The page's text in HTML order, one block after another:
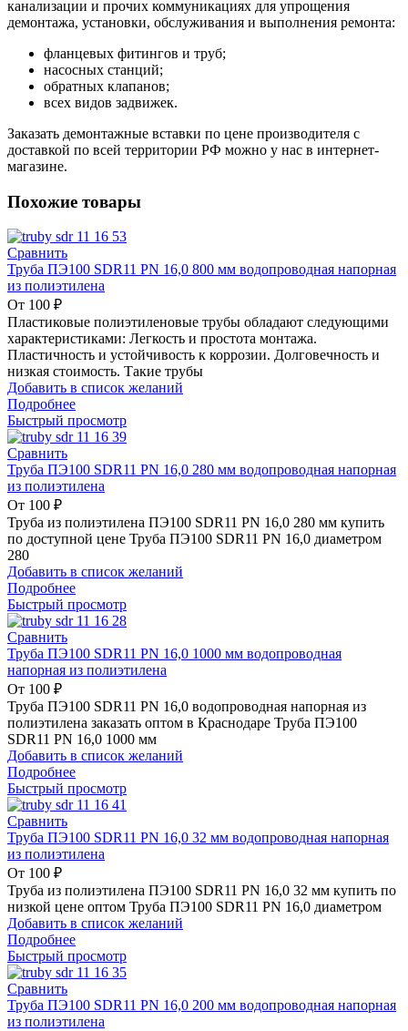
канализации и прочих коммуникациях для упрощения
демонтажа, установки, обслуживания и выполнения ремонта:
фланцевых фитингов и труб;
насосных станций;
обратных клапанов;
всех видов задвижек.
Заказать демонтажные вставки по цене производителя с
доставкой по всей территории РФ можно у нас в интернет-
магазине.
Похожие товары
Сравнить
Труба ПЭ100 SDR11 PN 16,0 800 мм водопроводная напорная
из полиэтилена
От 100 ₽
Пластиковые полиэтиленовые трубы обладают следующими
характеристиками: Легкость и простота монтажа.
Пластичность и устойчивость к коррозии. Долговечность и
низкая стоимость. Такие трубы
Добавить в список желаний
Подробнее
Быстрый просмотр
Сравнить
Труба ПЭ100 SDR11 PN 16,0 280 мм водопроводная напорная
из полиэтилена
От 100 ₽
Труба из полиэтилена ПЭ100 SDR11 PN 16,0 280 мм купить
по доступной цене Труба ПЭ100 SDR11 PN 16,0 диаметром
280
Добавить в список желаний
Подробнее
Быстрый просмотр
Сравнить
Труба ПЭ100 SDR11 PN 16,0 1000 мм водопроводная
напорная из полиэтилена
От 100 ₽
Труба ПЭ100 SDR11 PN 16,0 водопроводная напорная из
полиэтилена заказать оптом в Краснодаре Труба ПЭ100
SDR11 PN 16,0 1000 мм
Добавить в список желаний
Подробнее
Быстрый просмотр
Сравнить
Труба ПЭ100 SDR11 PN 16,0 32 мм водопроводная напорная
из полиэтилена
От 100 ₽
Труба из полиэтилена ПЭ100 SDR11 PN 16,0 32 мм купить по
низкой цене оптом Труба ПЭ100 SDR11 PN 16,0 диаметром
Добавить в список желаний
Подробнее
Быстрый просмотр
Сравнить
Труба ПЭ100 SDR11 PN 16,0 200 мм водопроводная напорная
из полиэтилена